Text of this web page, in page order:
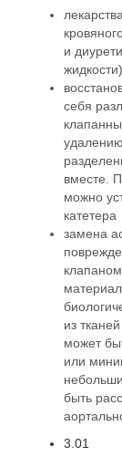
и
жидкости)
себя
вместе.
можно
катетера
замена
из
может
или
быть
3.01